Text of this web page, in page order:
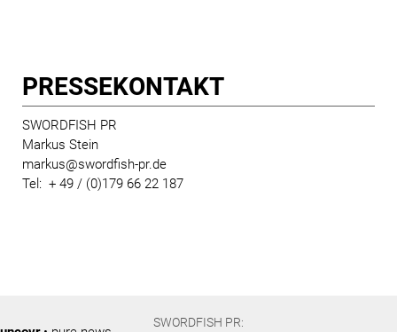
PRESSE­KONTAKT
SWORDFISH PR
Markus Stein
markus@swordfish-pr.de
Tel: + 49 / (0)179 66 22 187
SWORDFISH PR: